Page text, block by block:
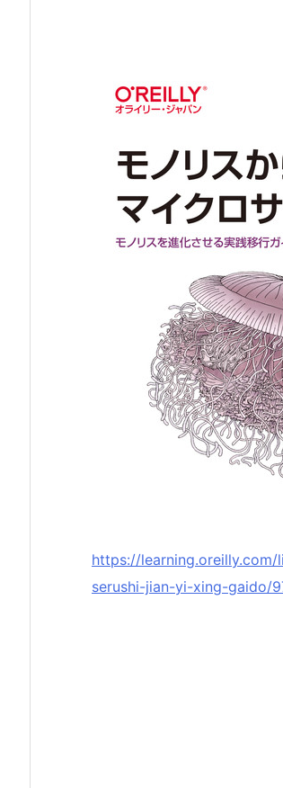
https://
serushi-jian-yi-xing-gaido/